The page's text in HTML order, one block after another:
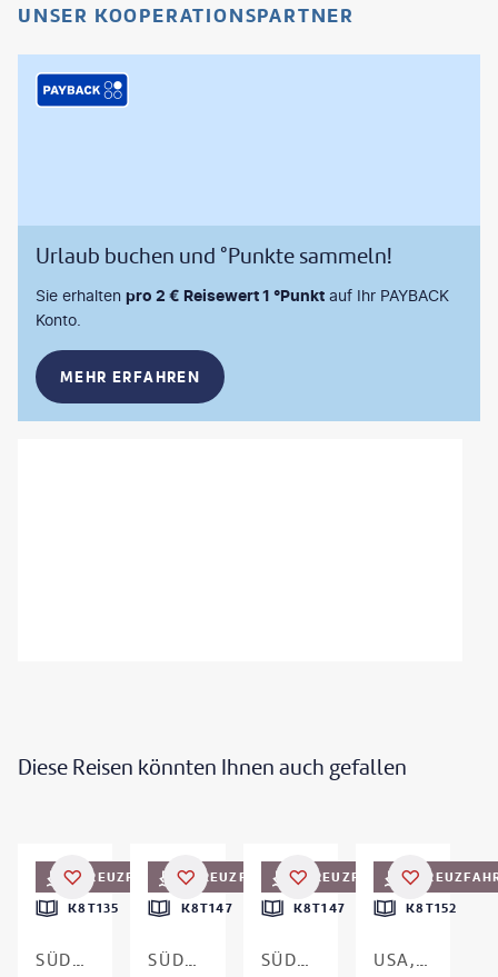
UNSER KOOPERATIONSPARTNER
Urlaub buchen und °Punkte sammeln!
Sie erhalten pro 2 € Reisewert 1 °Punkt auf Ihr PAYBACK
Konto.
MEHR ERFAHREN
Diese Reisen könnten Ihnen auch gefallen
DEAL KREUZFAHRT
K8T135
SÜDAMERIKA
DEAL KREUZFAHRT
K8T147
SÜDAMERIKA
DEAL KREUZFAHRT
K8T147
SÜDAMERIKA
DEAL
K8T152
USA, KARIBIK & SÜDAMERIKA